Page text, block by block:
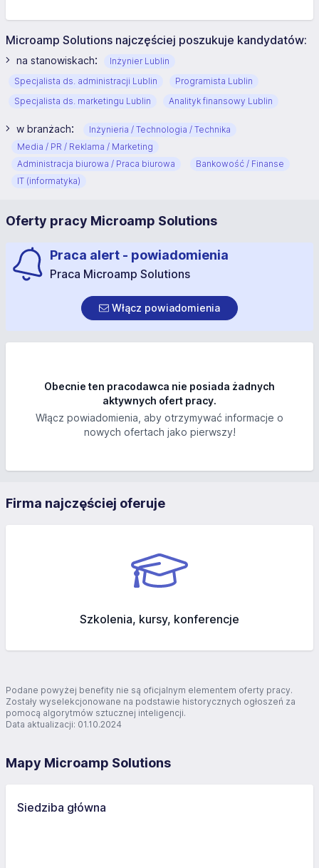
Microamp Solutions najczęściej poszukuje kandydatów:
na stanowiskach:
Inżynier Lublin
Specjalista ds. administracji Lublin
Programista Lublin
Specjalista ds. marketingu Lublin
Analityk finansowy Lublin
w branżach:
Inżynieria / Technologia / Technika
Media / PR / Reklama / Marketing
Administracja biurowa / Praca biurowa
Bankowość / Finanse
IT (informatyka)
Oferty pracy Microamp Solutions
Praca alert - powiadomienia
Praca Microamp Solutions
Włącz powiadomienia
Obecnie ten pracodawca nie posiada żadnych
aktywnych ofert pracy.
Włącz powiadomienia, aby otrzymywać informacje o
nowych ofertach jako pierwszy!
Firma najczęściej oferuje
Szkolenia, kursy, konferencje
Podane powyżej benefity nie są oficjalnym elementem oferty pracy.
Zostały wyselekcjonowane na podstawie historycznych ogłoszeń za
pomocą algorytmów sztucznej inteligencji.
Data aktualizacji: 01.10.2024
Mapy Microamp Solutions
Siedziba główna